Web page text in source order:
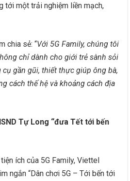
tới một trải nghiệm liền mạch,
chia sẻ: “Với 5G Family, chúng tôi
chỉ dành cho giới trẻ sành sỏi
gần gũi, thiết thực giúp ông bà,
cách thế hệ và khoảng cách địa
Tự Long “đưa Tết tới bến
ích của 5G Family, Viettel
ngắn “Dân chơi 5G – Tới bến tới